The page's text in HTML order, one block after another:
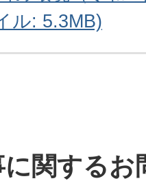
ル: 5.3MB)
に関するお